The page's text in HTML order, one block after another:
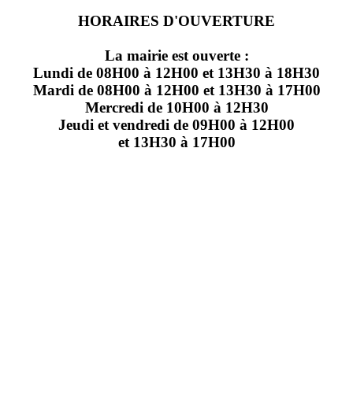
HORAIRES D'OUVERTURE
La mairie est ouverte :
Lundi de 08H00 à 12H00 et 13H30 à 18H30
Mardi de 08H00 à 12H00 et 13H30 à 17H00
Mercredi de 10H00 à 12H30
Jeudi et vendredi de 09H00 à 12H00
et 13H30 à 17H00